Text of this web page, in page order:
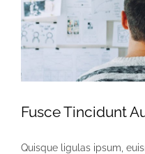
Fusce Tincidunt
Quisque ligulas ipsum,